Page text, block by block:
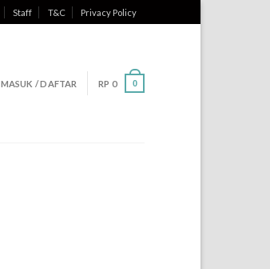
Staff T&C Privacy Policy
MASUK / DAFTAR RP 0 0